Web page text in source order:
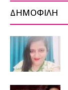
ΔΗΜΟΦΙΛΗ